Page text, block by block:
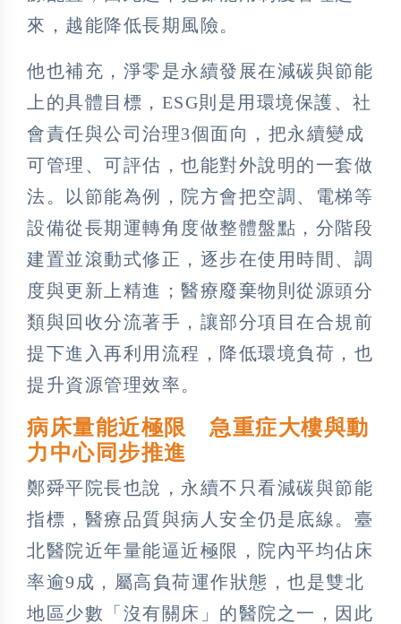
來，越能降低長期風險。
他也補充，淨零是永續發展在減碳與節能
上的具體目標，ESG則是用環境保護、社
會責任與公司治理3個面向，把永續變成
可管理、可評估，也能對外說明的一套做
法。以節能為例，院方會把空調、電梯等
設備從長期運轉角度做整體盤點，分階段
建置並滾動式修正，逐步在使用時間、調
度與更新上精進；醫療廢棄物則從源頭分
類與回收分流著手，讓部分項目在合規前
提下進入再利用流程，降低環境負荷，也
提升資源管理效率。
病床量能近極限 急重症大樓與動
力中心同步推進
鄭舜平院長也說，永續不只看減碳與節能
指標，醫療品質與病人安全仍是底線。臺
北醫院近年量能逼近極限，院內平均佔床
率逾9成，屬高負荷運作狀態，也是雙北
地區少數「沒有關床」的醫院之一，因此